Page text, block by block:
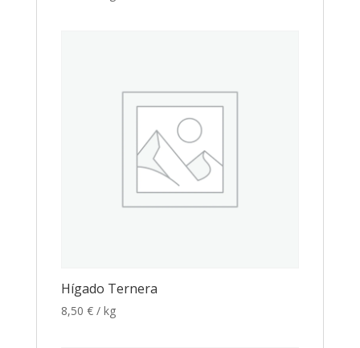
Hígado Ternera
8,50 € / kg